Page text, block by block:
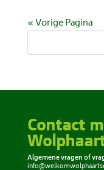
« Vorige Pagina
Contact
Algemene vragen of